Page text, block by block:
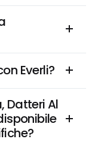
Everli?
Datteri Al